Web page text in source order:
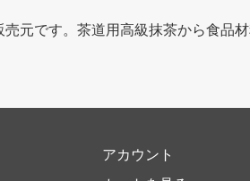
元です。茶道用高級抹茶から食品
アカウント